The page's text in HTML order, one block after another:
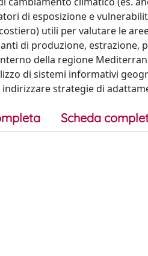
di esposizione e
utili per valutare le
di produzione, estrazione,
della regione
di sistemi informativi
strategie di
Scheda